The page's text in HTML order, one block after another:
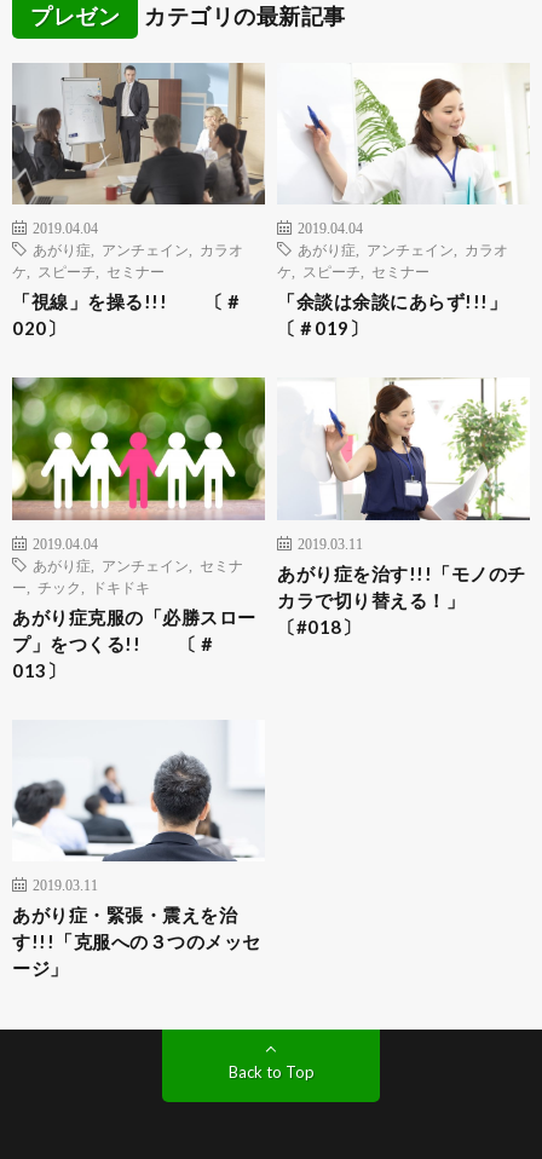
プレゼン カテゴリの最新記事
2019.04.04
あがり症
アンチェイン
カラオ
ケ
スピーチ セミナー
「視線」を操る!!! 〔＃
020〕
2019.04.04
あがり症
アンチェイン
カラオ
ケ
スピーチ セミナー
「余談は余談にあらず!!!」
〔＃019〕
2019.04.04
あがり症
アンチェイン
セミナ
ー
チック ドキドキ
あがり症克服の「必勝スロー
プ」をつくる!! 〔＃
013〕
2019.03.11
あがり症を治す!!!「モノのチ
カラで切り替える！」
〔#018〕
2019.03.11
あがり症・緊張・震えを治
す!!!「克服への３つのメッセ
ージ」
Back to Top